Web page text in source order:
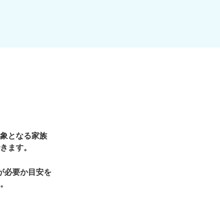
となる家族
ます。
必要か目安を